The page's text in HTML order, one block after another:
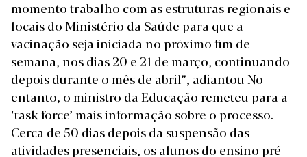
momento trabalho com as estruturas regionais e
locais do Ministério da Saúde para que a
vacinação seja iniciada no próximo fim de
semana, nos dias 20 e 21 de março, continuando
depois durante o mês de abril”, adiantou No
entanto, o ministro da Educação remeteu para a
‘task force’ mais informação sobre o processo.
Cerca de 50 dias depois da suspensão das
atividades presenciais, os alunos do ensino pré-